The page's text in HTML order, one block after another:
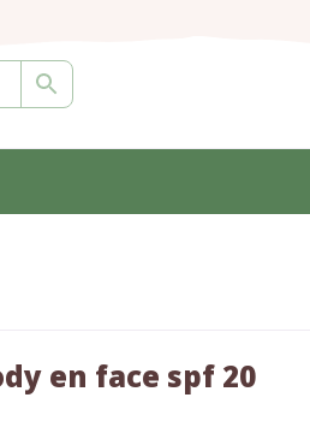
en face spf 20